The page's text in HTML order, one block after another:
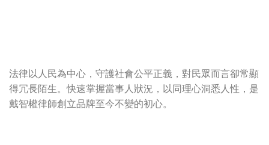
法律以人民為中心，守護社會公平正義，對民眾而言卻常顯
得冗長陌生。快速掌握當事人狀況，以同理心洞悉人性，是
戴智權律師創立品牌至今不變的初心。